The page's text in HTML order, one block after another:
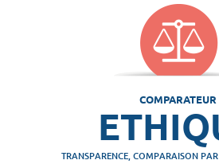
COMPARATEUR
TRANSPARENCE, COMPARAISON